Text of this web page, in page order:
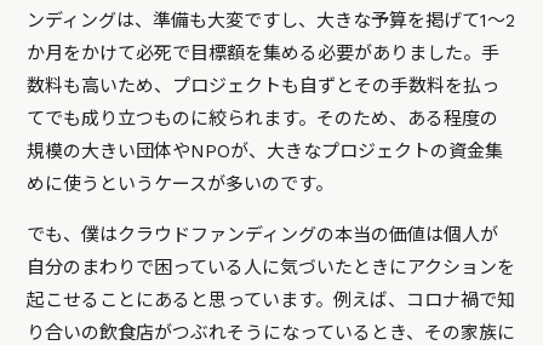
ンディングは、準備も大変ですし、大きな予算を掲げて1～2
か月をかけて必死で目標額を集める必要がありました。手
数料も高いため、プロジェクトも自ずとその手数料を払っ
てでも成り立つものに絞られます。そのため、ある程度の
規模の大きい団体やNPOが、大きなプロジェクトの資金集
めに使うというケースが多いのです。
でも、僕はクラウドファンディングの本当の価値は個人が
自分のまわりで困っている人に気づいたときにアクションを
起こせることにあると思っています。例えば、コロナ禍で知
り合いの飲食店がつぶれそうになっているとき、その家族に